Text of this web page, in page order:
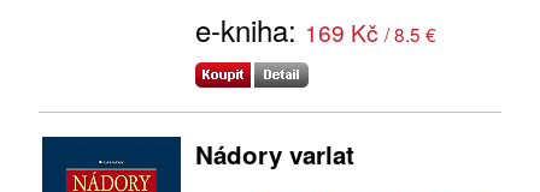
e-kniha: 169 Kč / 8.5 €
Nádory varlat